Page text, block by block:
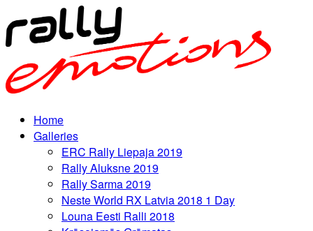
Home
Galleries
ERC Rally Liepaja 2019
Rally Aluksne 2019
Rally Sarma 2019
Neste World RX Latvia 2018 1 Day
Louna Eesti Ralli 2018